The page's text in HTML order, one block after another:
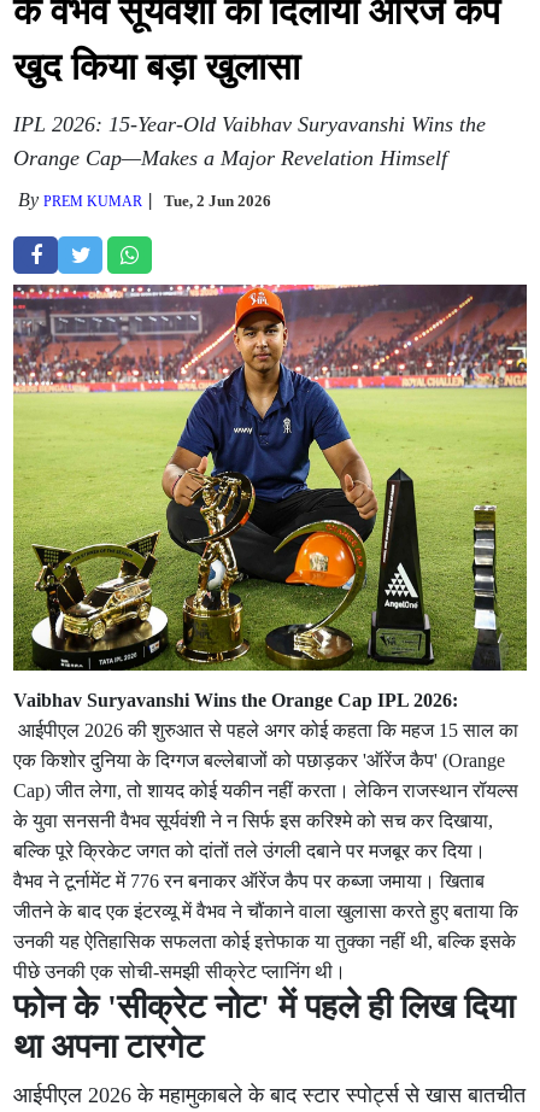
के वैभव सूर्यवंशी को दिलाया ऑरेंज कैप
खुद किया बड़ा खुलासा
IPL 2026: 15-Year-Old Vaibhav Suryavanshi Wins the
Orange Cap—Makes a Major Revelation Himself
ByPREM KUMAR Tue, 2 Jun 2026
Vaibhav Suryavanshi Wins the Orange Cap IPL 2026:
आईपीएल 2026 की शुरुआत से पहले अगर कोई कहता कि महज 15 साल का
एक किशोर दुनिया के दिग्गज बल्लेबाजों को पछाड़कर 'ऑरेंज कैप' (Orange
Cap) जीत लेगा, तो शायद कोई यकीन नहीं करता। लेकिन राजस्थान रॉयल्स
के युवा सनसनी वैभव सूर्यवंशी ने न सिर्फ इस करिश्मे को सच कर दिखाया,
बल्कि पूरे क्रिकेट जगत को दांतों तले उंगली दबाने पर मजबूर कर दिया।
वैभव ने टूर्नामेंट में 776 रन बनाकर ऑरेंज कैप पर कब्जा जमाया। खिताब
जीतने के बाद एक इंटरव्यू में वैभव ने चौंकाने वाला खुलासा करते हुए बताया कि
उनकी यह ऐतिहासिक सफलता कोई इत्तेफाक या तुक्का नहीं थी, बल्कि इसके
पीछे उनकी एक सोची-समझी सीक्रेट प्लानिंग थी।
फोन के 'सीक्रेट नोट' में पहले ही लिख दिया
था अपना टारगेट
आईपीएल 2026 के महामुकाबले के बाद स्टार स्पोर्ट्स से खास बातचीत